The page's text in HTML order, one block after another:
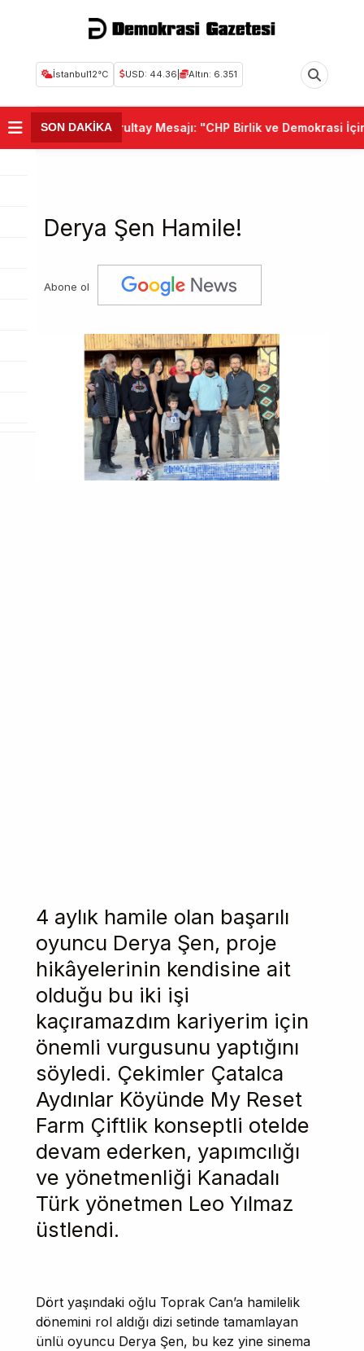
İstanbul12°C USD: 44.36 Altın: 6.351
SON DAKİKAKurultay Mesajı: "CHP Birlik ve Demokrasi
Derya Şen Hamile!
Abone ol
4 aylık hamile olan başarılı
oyuncu Derya Şen, proje
hikâyelerinin kendisine ait
olduğu bu iki işi
kaçıramazdım kariyerim için
önemli vurgusunu yaptığını
söyledi. Çekimler Çatalca
Aydınlar Köyünde My Reset
Farm Çiftlik konseptli otelde
devam ederken, yapımcılığı
ve yönetmenliği Kanadalı
Türk yönetmen Leo Yılmaz
üstlendi.
Dört yaşındaki oğlu Toprak Can’a hamilelik
dönemini rol aldığı dizi setinde tamamlayan
ünlü oyuncu Derya Şen, bu kez yine sinema